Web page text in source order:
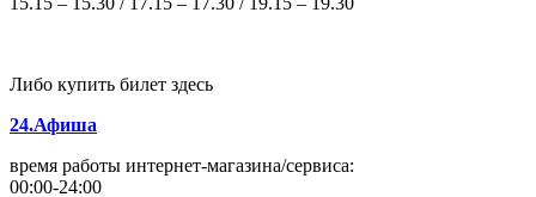
Либо купить билет здесь
24.Афиша
время работы интернет-магазина/сервиса:
00:00-24:00